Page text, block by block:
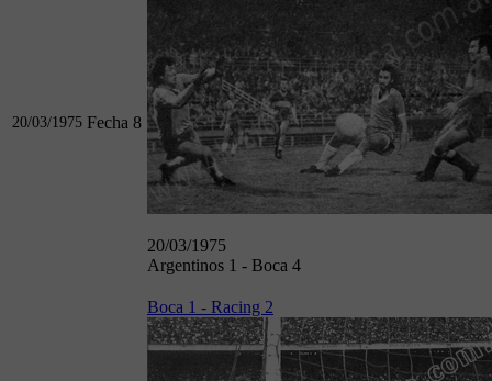
20/03/1975 Fecha 8
20/03/1975
Argentinos 1 - Boca 4
Boca 1 - Racing 2